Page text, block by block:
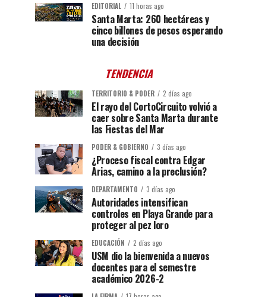
EDITORIAL 11 horas ago
Santa Marta: 260 hectáreas y
cinco billones de pesos esperando
una decisión
TENDENCIA
TERRITORIO & PODER 2 días ago
El rayo del CortoCircuito volvió a
caer sobre Santa Marta durante
las Fiestas del Mar
PODER & GOBIERNO 3 días ago
¿Proceso fiscal contra Edgar
Arias, camino a la preclusión?
DEPARTAMENTO 3 días ago
Autoridades intensifican
controles en Playa Grande para
proteger al pez loro
EDUCACIÓN 2 días ago
USM dio la bienvenida a nuevos
docentes para el semestre
académico 2026-2